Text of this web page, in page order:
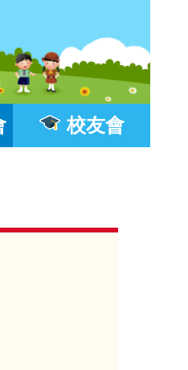
校友會